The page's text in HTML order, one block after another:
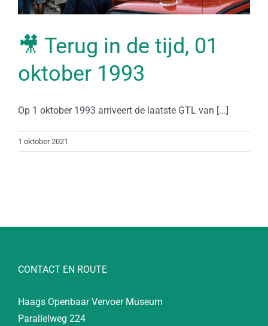
🎥 Terug in de tijd, 01
oktober 1993
Op 1 oktober 1993 arriveert de laatste GTL van [...]
1 oktober 2021
CONTACT EN ROUTE
Haags Openbaar Vervoer Museum
Parallelweg 224